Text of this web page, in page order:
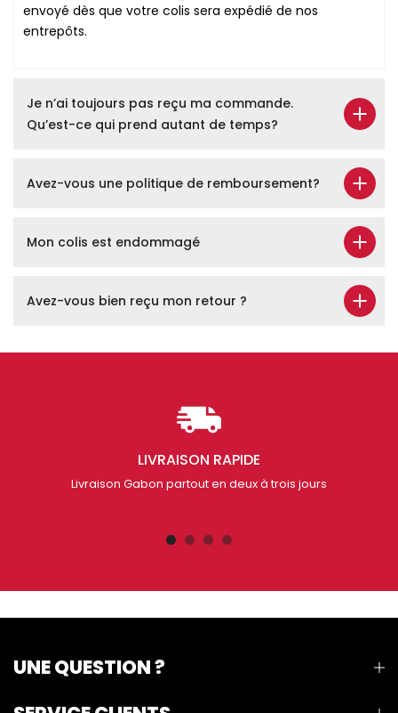
envoyé dès que votre colis sera expédié de nos
entrepôts.
Je n’ai toujours pas reçu ma commande.
Qu’est-ce qui prend autant de temps?
Avez-vous une politique de remboursement?
Mon colis est endommagé
Avez-vous bien reçu mon retour ?
LIVRAISON RAPIDE
Livraison Gabon partout en deux à trois jours
UNE QUESTION ?